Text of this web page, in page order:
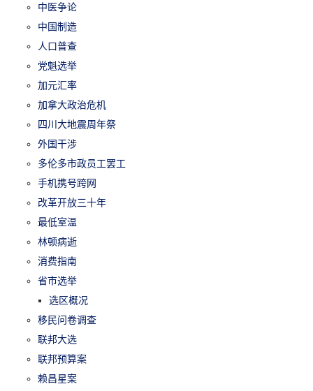
中医争论
中国制造
人口普查
党魁选举
加元汇率
加拿大政治危机
四川大地震周年祭
外国干涉
多伦多市政员工罢工
手机携号跨网
改革开放三十年
最低室温
林顿病逝
消费指南
省市选举
选区概况
移民问卷调查
联邦大选
联邦预算案
赖昌星案